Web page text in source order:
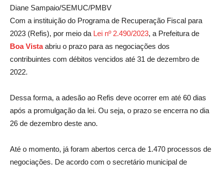
Diane Sampaio/SEMUC/PMBV
Com a instituição do Programa de Recuperação Fiscal para
2023 (Refis), por meio da Lei nº 2.490/2023, a Prefeitura de
Boa Vistaabriu o prazo para as negociações dos
contribuintes com débitos vencidos até 31 de dezembro de
2022.
Dessa forma, a adesão ao Refis deve ocorrer em até 60 dias
após a promulgação da lei. Ou seja, o prazo se encerra no dia
26 de dezembro deste ano.
Até o momento, já foram abertos cerca de 1.470 processos de
negociações. De acordo com o secretário municipal de